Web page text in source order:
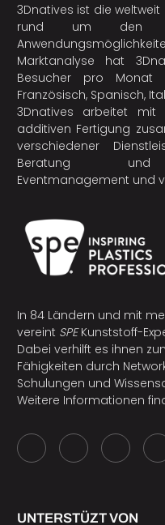
3Dnatives ist die
rund um den
Marktanalyse hat
Besucher pro
Französisch, Spanisch,
3Dnatives arbeitet mit
additiven Fertigung
verschiedener
Beratung und
Eventmanagement und
In 84 Ländern und mit
vereint SPEKunststoff-
Dabei verhilft es ihnen
Fähigkeiten durch
Schulungen und
Weitere Informationen
UNTERSTÜZT VON